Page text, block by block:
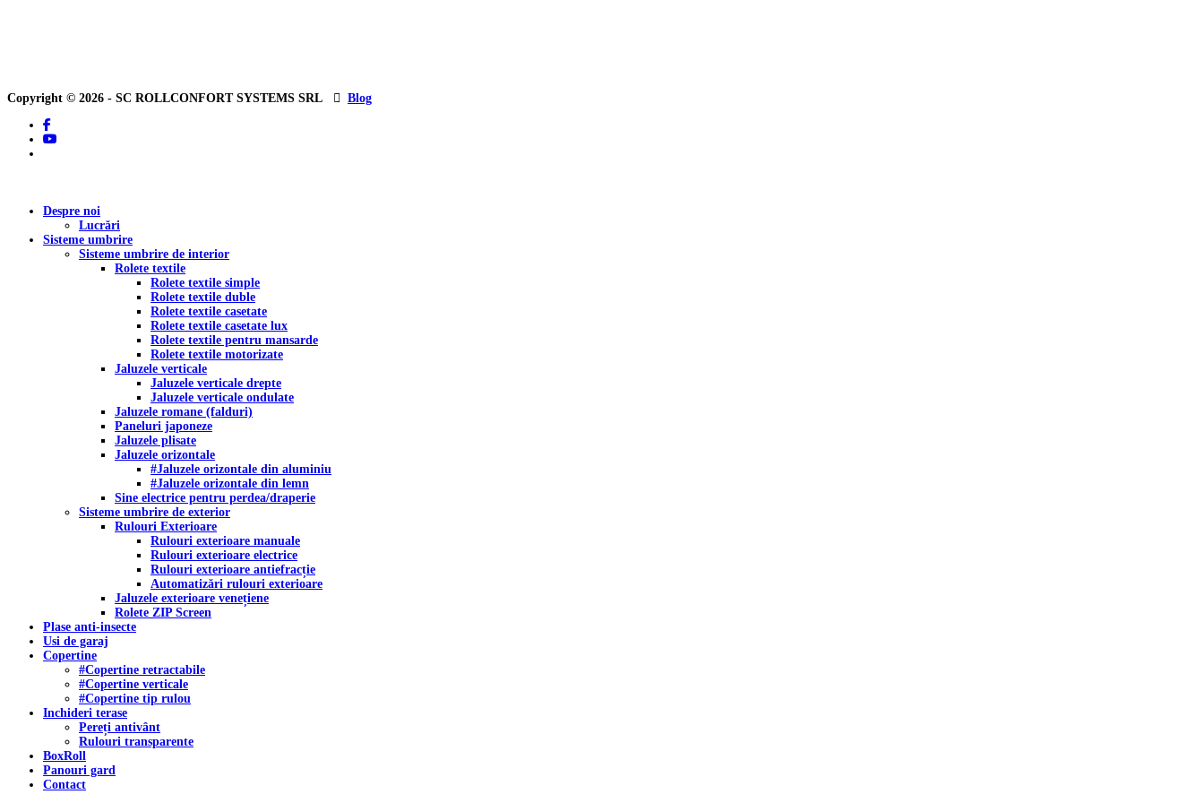
Copyright © 2026 - SC ROLLCONFORT SYSTEMS SRL
Blog
facebook
youtube
Close
Despre noi
Lucrări
Sisteme umbrire
Sisteme umbrire de interior
Rolete textile
Rolete textile simple
Rolete textile duble
Rolete textile casetate
Rolete textile casetate lux
Rolete textile pentru mansarde
Rolete textile motorizate
Jaluzele verticale
Jaluzele verticale drepte
Jaluzele verticale ondulate
Jaluzele romane (falduri)
Paneluri japoneze
Jaluzele plisate
Jaluzele orizontale
#Jaluzele orizontale din aluminiu
#Jaluzele orizontale din lemn
Sine electrice pentru perdea/draperie
Sisteme umbrire de exterior
Rulouri Exterioare
Rulouri exterioare manuale
Rulouri exterioare electrice
Rulouri exterioare antiefracție
Automatizări rulouri exterioare
Jaluzele exterioare venețiene
Rolete ZIP Screen
Plase anti-insecte
Usi de garaj
Copertine
#Copertine retractabile
#Copertine verticale
#Copertine tip rulou
Inchideri terase
Pereți antivânt
Rulouri transparente
BoxRoll
Panouri gard
Contact